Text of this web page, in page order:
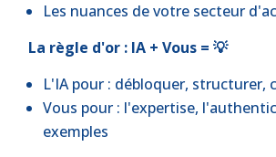
Les nuances de votre secteur
La règle d'or : IA + Vous = 💡
L'IA pour : débloquer, structurer,
Vous pour : l'expertise,
exemples